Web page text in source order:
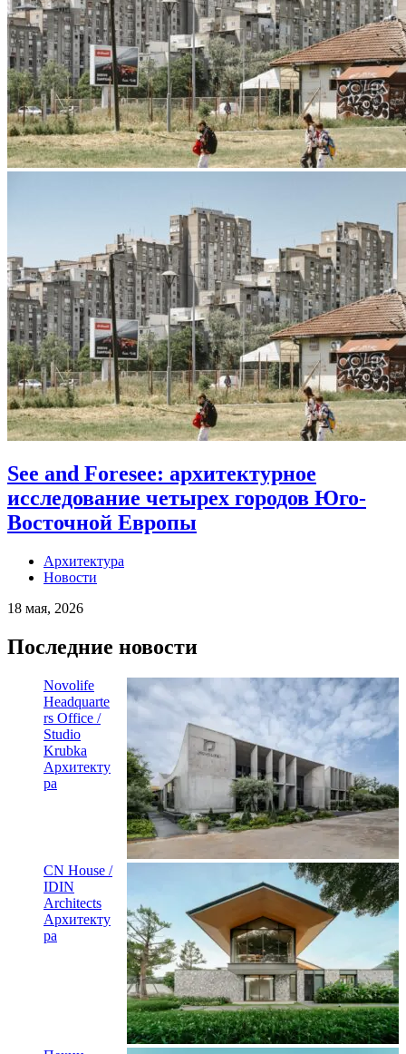
See and Foresee: архитектурное
исследование четырех городов Юго-
Восточной Европы
Архитектура
Новости
18 мая, 2026
Последние новости
Novolife
Headquarte
rs Office /
Studio
Krubka
Архитекту
ра
CN House /
IDIN
Architects
Архитекту
ра